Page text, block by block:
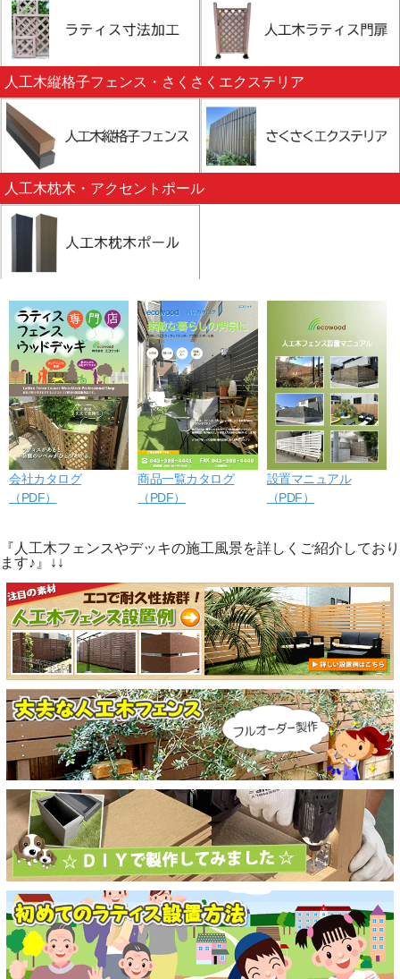
人工木縦格子フェンス・さくさくエクステリア
人工木枕木・アクセントポール
会社カタログ
（PDF）
商品一覧カタログ
（PDF）
設置マニュアル
（PDF）
『人工木フェンスやデッキの施工風景を詳しくご紹介しており
ます♪』↓↓